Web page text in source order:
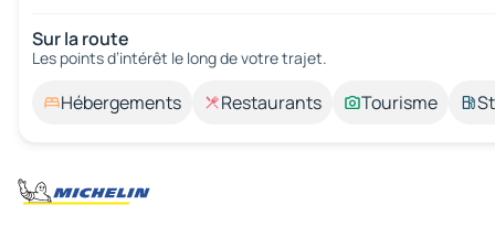
Sur la route
Les points d’intérêt le long de votre trajet.
Hébergements Restaurants Tourisme